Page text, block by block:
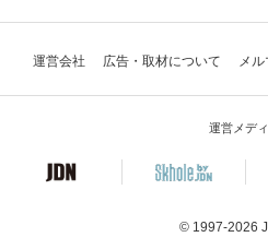
運営会社 広告・取材について メ
運営メデ
© 1997-2026